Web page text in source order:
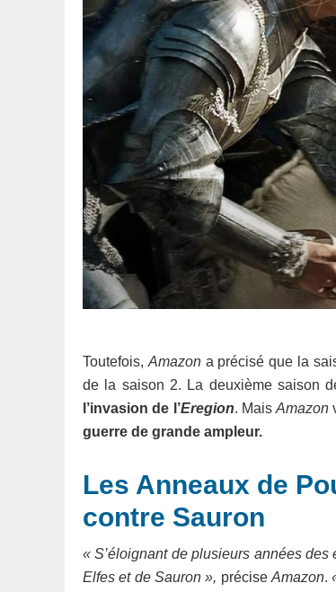
Toutefois, Amazona précisé que la
de la saison 2. La deuxième saison
l’invasion de l’Eregion. MaisAmazon
guerre de grande ampleur.
Les Anneaux de
contre Sauron
« S’éloignant de plusieurs années
Elfes et de Sauron », précise Amazon.